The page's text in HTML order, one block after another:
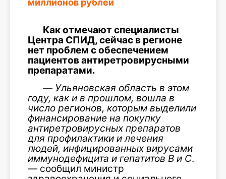
миллионов рублей
Как отмечают специалисты
Центра СПИД, сейчас в регионе
нет проблем с обеспечением
пациентов антиретровирусными
препаратами.
— Ульяновская область в этом
году, как и в прошлом, вошла в
число регионов, которым выделили
финансирование на покупку
антиретровирусных препаратов
для профилактики и лечения
людей, инфицированных вирусами
иммунодефицита и гепатитов В и С.
— сообщил министр